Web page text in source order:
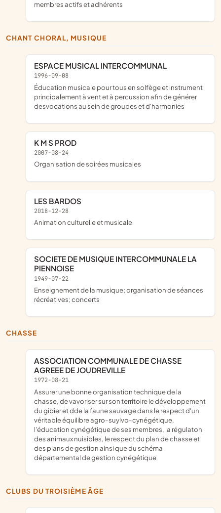
membres actifs et adhérents
CHANT CHORAL, MUSIQUE
ESPACE MUSICAL INTERCOMMUNAL
1996-09-08
éducation musicale pour tous en solfège et instrument
principalement à vent et à percussion afin de générer
desvocations au sein de groupes et d'harmonies
K M S PROD
2007-08-24
organisation de soirées musicales
LES BARDOS
2018-12-28
animation culturelle et musicale
SOCIETE DE MUSIQUE INTERCOMMUNALE LA
PIENNOISE
1949-07-22
enseignement de la musique; organisation de séances
récréatives; concerts
CHASSE
ASSOCIATION COMMUNALE DE CHASSE
AGREEE DE JOUDREVILLE
1972-08-21
assurer une bonne organisation technique de la
chasse, de vavoriser sur son territoire le développement
du gibier et dde la faune sauvage dans le respect d'un
véritable équilibre agro-suylvo-cynégétique,
l'éducation cynégétique de ses membres, la régulaton
des animaux nuisibles, le respect du plan de chasse et
des plans de gestion ainsi que du schéma
départemental de gestion cynégétique
CLUBS DU TROISIÈME ÂGE